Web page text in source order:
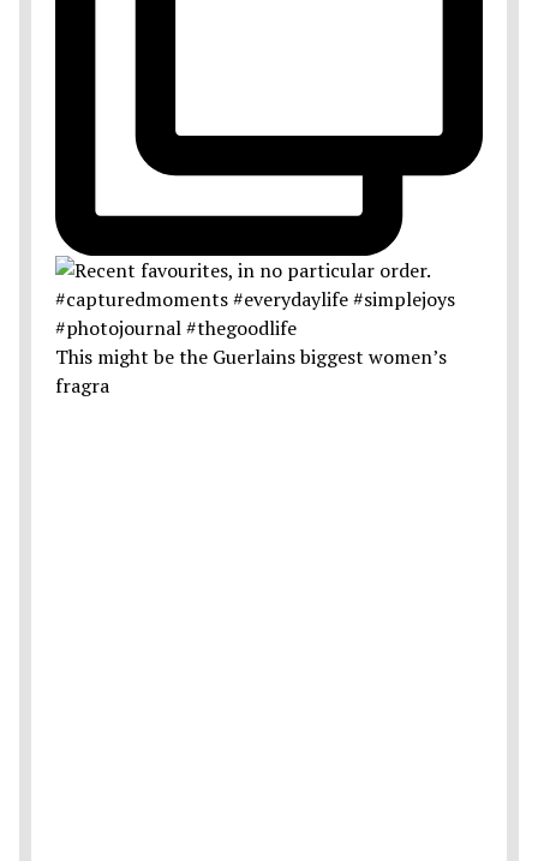
This might be the Guerlains biggest women’s
fragra